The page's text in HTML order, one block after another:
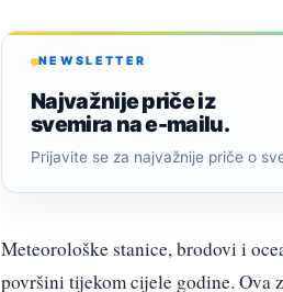
NEWSLETTER
Najvažnije priče iz
svemira na e-mailu.
Prijavite se za najvažnije priče o
Meteorološke stanice, brodovi i
površini tijekom cijele godine. Ova